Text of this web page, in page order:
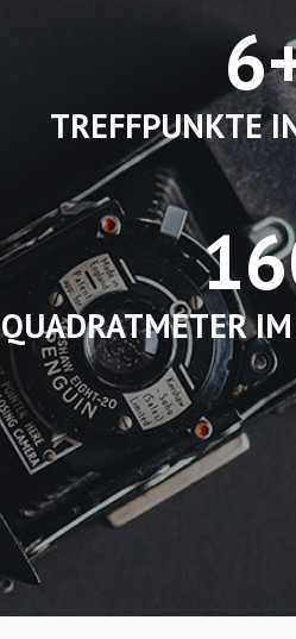
TREFFPUNKTE
QUADRATMETER